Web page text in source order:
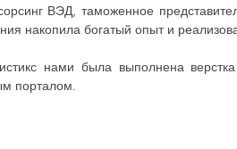
ВЭД, таможенное
накопила богатый опыт и
нами была выполнена верстка
порталом.